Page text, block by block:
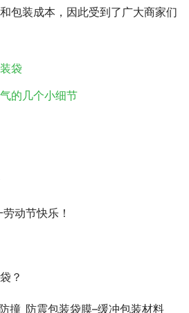
包装成本，因此受到了广大商家们
袋
的几个小细节
动节快乐！
？
撞_防震包装袋膜–缓冲包装材料